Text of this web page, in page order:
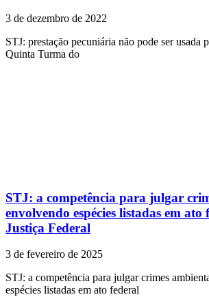
3 de dezembro de 2022
STJ: prestação pecuniária não pode ser usada
Quinta Turma do
STJ: a competência para julgar
envolvendo espécies listadas em ato
Justiça Federal
3 de fevereiro de 2025
STJ: a competência para julgar crimes
espécies listadas em ato federal